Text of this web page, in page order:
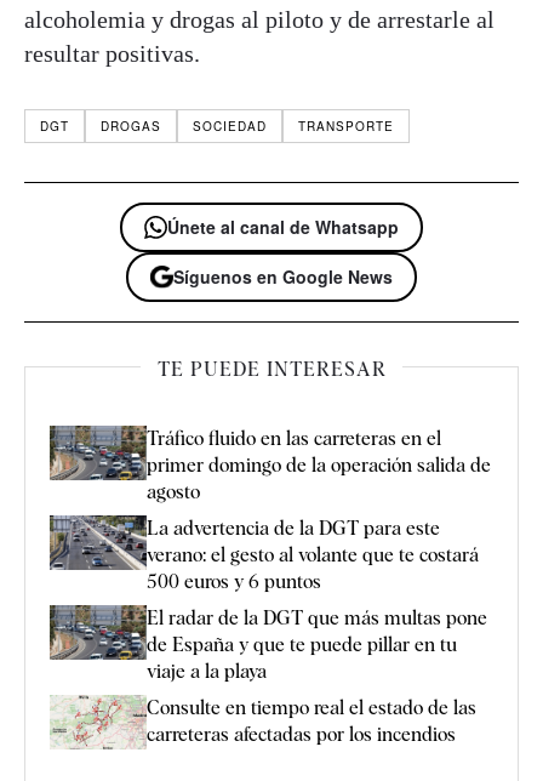
alcoholemia y drogas al piloto y de arrestarle al
resultar positivas.
DGT DROGAS SOCIEDAD TRANSPORTE
Únete al canal de Whatsapp
Síguenos en Google News
TE PUEDE INTERESAR
Tráfico fluido en las carreteras en el
primer domingo de la operación salida de
agosto
La advertencia de la DGT para este
verano: el gesto al volante que te costará
500 euros y 6 puntos
El radar de la DGT que más multas pone
de España y que te puede pillar en tu
viaje a la playa
Consulte en tiempo real el estado de las
carreteras afectadas por los incendios